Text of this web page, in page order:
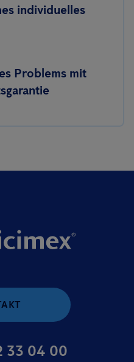
individuelles
Problems mit
33 04 00